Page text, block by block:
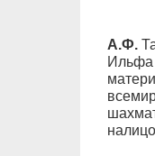
А.Ф.
Ильфа